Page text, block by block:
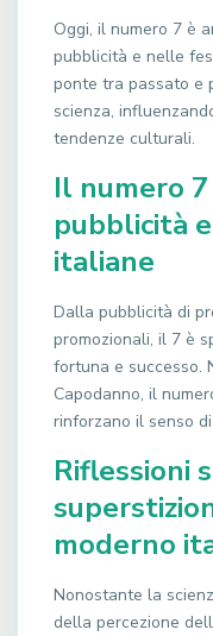
Oggi, il numero 7 è
pubblicità e nelle
ponte tra passato e
scienza,
tendenze culturali.
Il numero
pubblicità
italiane
Dalla pubblicità di
promozionali, il 7 è
fortuna e successo.
Capodanno, il
rinforzano il senso
Riflessioni
moderno
Nonostante la
della percezione